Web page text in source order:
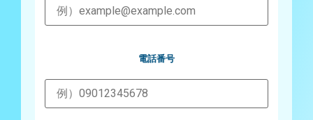
電話番号